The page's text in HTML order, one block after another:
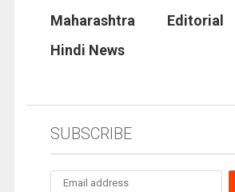
Maharashtra
Editorial
Hindi News
SUBSCRIBE